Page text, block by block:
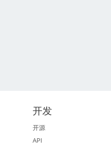
开发
开源
API